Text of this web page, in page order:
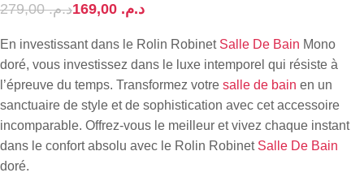
د.م.279,00 د.م.
En investissant dans le Rolin Robinet Salle De Bain Mono
doré, vous investissez dans le luxe intemporel qui résiste à
l’épreuve du temps. Transformez votre salle de bain en un
sanctuaire de style et de sophistication avec cet accessoire
incomparable. Offrez-vous le meilleur et vivez chaque instant
dans le confort absolu avec le Rolin Robinet Salle De Bain
doré.